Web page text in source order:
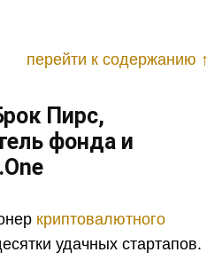
перейти к содержанию ↑
Пирс,
фонда и
криптовалютного
удачных стартапов.